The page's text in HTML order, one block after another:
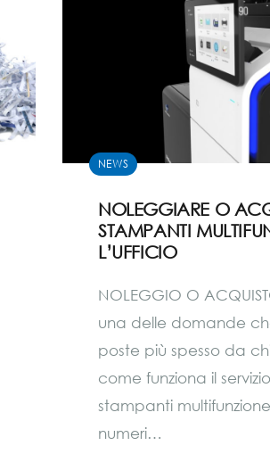
NEWS
NOLEGGIARE O
STAMPANTI
L’UFFICIO
NOLEGGIO O
una delle domande
poste più spesso da
come funziona il
stampanti
numeri…